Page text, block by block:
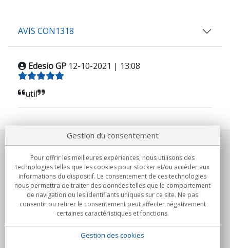
AVIS CON1318
Edesio GP 12-10-2021 | 13:08
util
Notre société
Engagements
Achats
Gestion du consentement
Pour offrir les meilleures expériences, nous utilisons des
technologies telles que les cookies pour stocker et/ou accéder aux
informations du dispositif. Le consentement de ces technologies
nous permettra de traiter des données telles que le comportement
de navigation ou les identifiants uniques sur ce site. Ne pas
consentir ou retirer le consentement peut affecter négativement
certaines caractéristiques et fonctions.
Gestion des cookies